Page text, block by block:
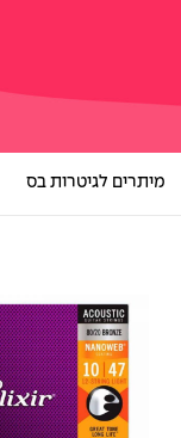
מיתרים לגיטרות בס